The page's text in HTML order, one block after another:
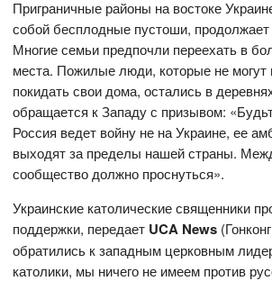
Приграничные районы на востоке
собой бесплодные пустоши,
Многие семьи предпочли переехать в
места. Пожилые люди, которые не могут
покидать свои дома, остались в
обращается к Западу с призывом:
Россия ведет войну не на Украине, ее
выходят за пределы нашей страны.
сообщество должно проснуться».
Украинские католические священники
поддержки, передает UCA News
обратились к западным церковным
католики, мы ничего не имеем против